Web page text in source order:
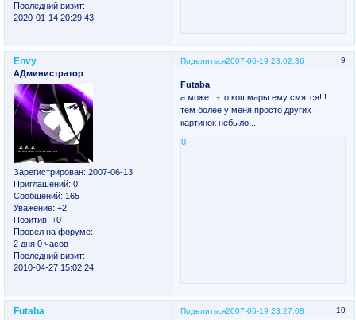
Последний визит:
2020-01-14 20:29:43
Поделиться 9
2007-06-19 23:02:36
Envy
АДминистратор
Зарегистрирован: 2007-06-13
Приглашений: 0
Сообщений: 165
Уважение: +2
Позитив: +0
Провел на форуме:
2 дня 0 часов
Последний визит:
2010-04-27 15:02:24
Futaba
а может это кошмары ему смятся!!!
тем более у меня просто других
картинок небыло...
0
Поделиться 10
2007-06-19 23:27:08
Futaba